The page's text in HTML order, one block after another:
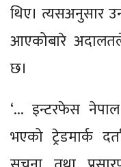
थिए। त्यसअनुसार
आएकोबारे
छ।
‘... इन्टरफेस
भएको ट्रेडमार्क